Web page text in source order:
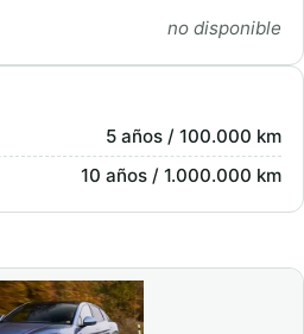
no disponible
5 años / 100.000 km
10 años / 1.000.000 km